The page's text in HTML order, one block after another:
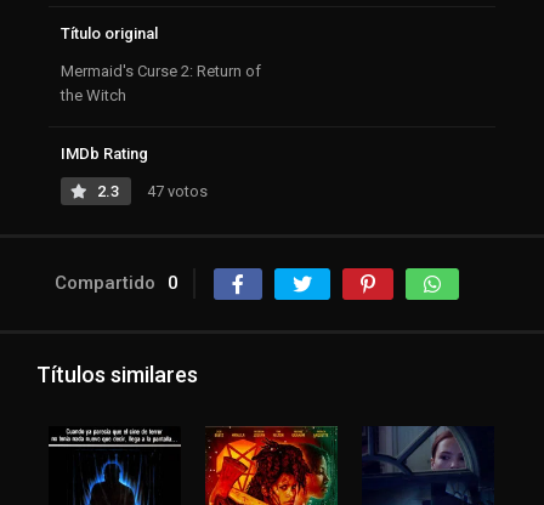
Título original
Mermaid's Curse 2: Return of
the Witch
IMDb Rating
2.3 47 votos
Compartido 0
Títulos similares